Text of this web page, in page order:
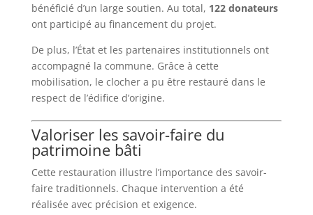
bénéficié d’un large soutien. Au total, 122 donateurs
ont participé au financement du projet.
De plus, l’État et les partenaires institutionnels ont
accompagné la commune. Grâce à cette
mobilisation, le clocher a pu être restauré dans le
respect de l’édifice d’origine.
Valoriser les savoir-faire du
patrimoine bâti
Cette restauration illustre l’importance des savoir-
faire traditionnels. Chaque intervention a été
réalisée avec précision et exigence.